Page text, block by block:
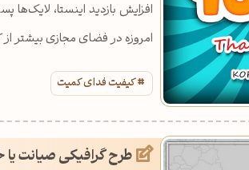
افزایش بازدید اینستا، لایک‌ها
امروزه در فضای مجازی بیشتر
کیفیت فدای کمیت
طرح گرافیکی صیانت یا